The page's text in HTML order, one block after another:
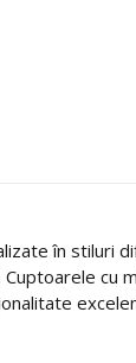
în stiluri
cu